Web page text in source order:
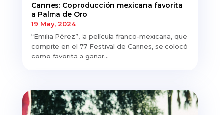
Cannes: Coproducción mexicana favorita
a Palma de Oro
19 May, 2024
“Emilia Pérez”, la película franco-mexicana, que
compite en el 77 Festival de Cannes, se colocó
como favorita a ganar...